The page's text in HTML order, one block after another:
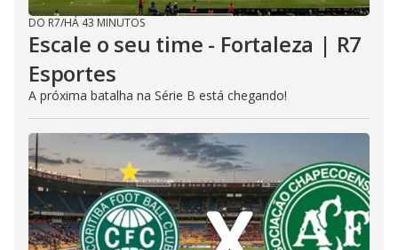
DO R7/HÁ 43 MINUTOS
Escale o seu time - Fortaleza | R7
Esportes
A próxima batalha na Série B está chegando!